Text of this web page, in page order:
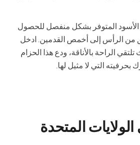
الأسود المتوفر بشكل منفصل للحصول
من الرأس إلى أخمص القدمين. ادخل
الراحة بالأناقة، ودع هذا الحزام
التي لا مثيل لها.
المتحدة